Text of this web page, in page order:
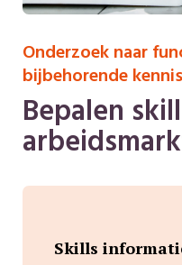
Onderzoek naar
bijbehorende
Bepalen
Skills